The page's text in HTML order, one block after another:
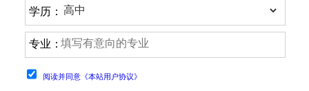
学历：
专业：
阅读并同意《本站用户协议》